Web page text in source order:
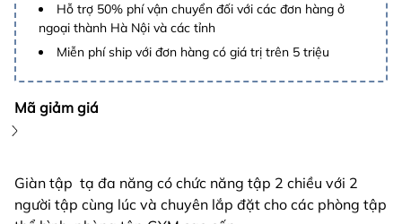
Hỗ trợ 50% phí vận chuyển đối với các đơn hàng ở
ngoại thành Hà Nội và các tỉnh
Miễn phí ship với đơn hàng có giá trị trên 5 triệu
Mã giảm giá
Giàn tập tạ đa năng có chức năng tập 2 chiều với 2
người tập cùng lúc và chuyên lắp đặt cho các phòng tập